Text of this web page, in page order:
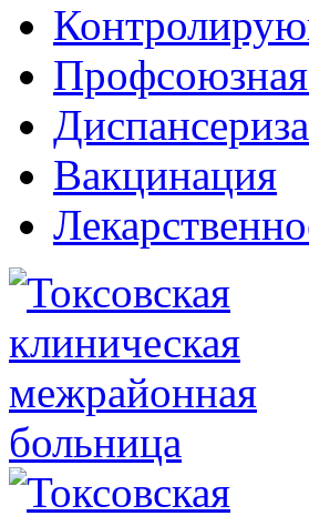
Вакцинация